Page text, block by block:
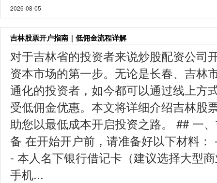
2026-08-05
吉林股票开户指南｜低佣金流程详解
对于吉林省的投资者来说炒股配资公司
资本市场的第一步。无论是长春、吉林
通化的投资者，如今都可以通过线上方
受低佣金优惠。本文将详细介绍吉林股
助您以最低成本开启投资之路。 ## 一
备 在开始开户前，请准备好以下材料
- 本人名下银行借记卡（建议选择大型
手机...